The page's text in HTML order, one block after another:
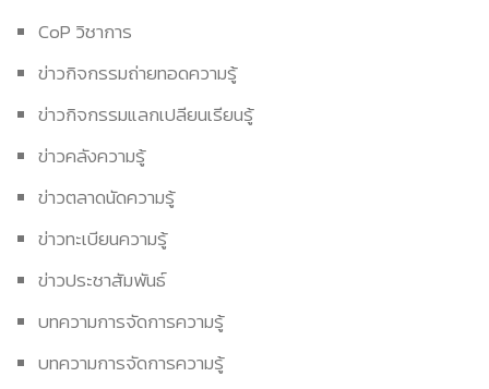
CoP วิชาการ
ข่าวกิจกรรมถ่ายทอดความรู้
ข่าวกิจกรรมแลกเปลียนเรียนรู้
ข่าวคลังความรู้
ข่าวตลาดนัดความรู้
ข่าวทะเบียนความรู้
ข่าวประชาสัมพันธ์
บทความการจัดการความรู้
บทความการจัดการความรู้